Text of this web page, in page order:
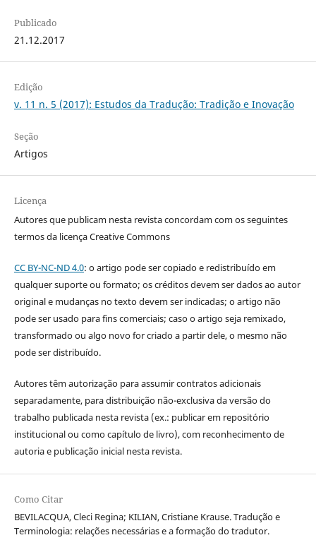
Publicado
21.12.2017
Edição
v. 11 n. 5 (2017): Estudos da Tradução: Tradição e Inovação
Seção
Artigos
Licença
Autores que publicam nesta revista concordam com os seguintes
termos da licença Creative Commons
CC BY-NC-ND 4.0: o artigo pode ser copiado e redistribuído em
qualquer suporte ou formato; os créditos devem ser dados ao autor
original e mudanças no texto devem ser indicadas; o artigo não
pode ser usado para fins comerciais; caso o artigo seja remixado,
transformado ou algo novo for criado a partir dele, o mesmo não
pode ser distribuído.
Autores têm autorização para assumir contratos adicionais
separadamente, para distribuição não-exclusiva da versão do
trabalho publicada nesta revista (ex.: publicar em repositório
institucional ou como capítulo de livro), com reconhecimento de
autoria e publicação inicial nesta revista.
Como Citar
BEVILACQUA, Cleci Regina; KILIAN, Cristiane Krause. Tradução e
Terminologia: relações necessárias e a formação do tradutor.